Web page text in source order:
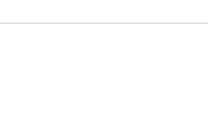
We hebben dit
We hebben dit